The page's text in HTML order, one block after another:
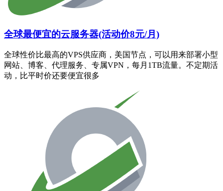
全球最便宜的云服务器(活动价8元/月)
全球性价比最高的VPS供应商，美国节点，可以用来部署小型
网站、博客、代理服务、专属VPN，每月1TB流量。不定期活
动，比平时价还要便宜很多